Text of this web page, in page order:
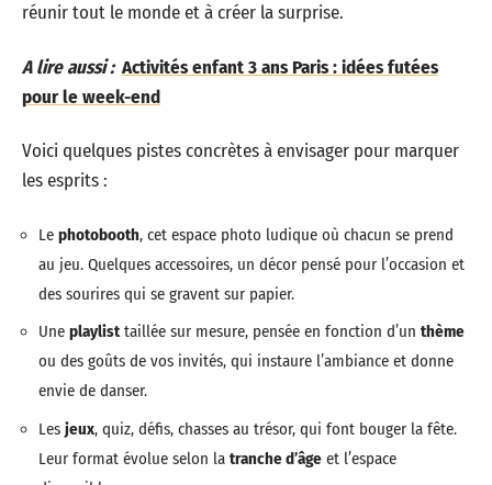
réunir tout le monde et à créer la surprise.
A lire aussi : Activités enfant 3 ans Paris : idées futées
pour le week-end
Voici quelques pistes concrètes à envisager pour marquer
les esprits :
Le photobooth, cet espace photo ludique où chacun se prend
au jeu. Quelques accessoires, un décor pensé pour l’occasion et
des sourires qui se gravent sur papier.
Une playlisttaillée sur mesure, pensée en fonction d’un thème
ou des goûts de vos invités, qui instaure l’ambiance et donne
envie de danser.
Les jeux, quiz, défis, chasses au trésor, qui font bouger la fête.
Leur format évolue selon la tranche d’âge et l’espace